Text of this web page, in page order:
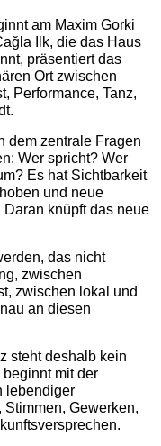
am Maxim Gorki
Ilk, die das Haus
präsentiert das
Ort zwischen
Performance, Tanz,
dem zentrale Fragen
Wer spricht? Wer
Es hat Sichtbarkeit
und neue
knüpft das neue
das nicht
zwischen
zwischen lokal und
an diesen
steht deshalb kein
mit der
lebendiger
Gewerken,